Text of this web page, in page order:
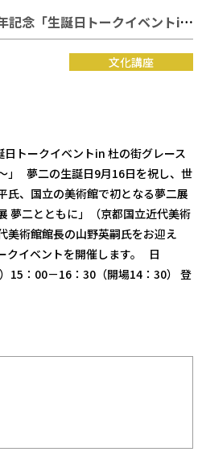
9/16・竹久夢二生誕140年記念「生誕日トークイベントin 杜の街グレース～新たな視点でとらえる夢二～」
文化講座
トークイベントin 杜の街グレース
」 夢二の生誕日9月16日を祝し、世
氏、国立の美術館で初となる夢二展
夢二とともに」（京都国立近代美術
美術館館長の山野英嗣氏をお迎え
クイベントを開催します。 日
15：00－16：30（開場14：30） 登